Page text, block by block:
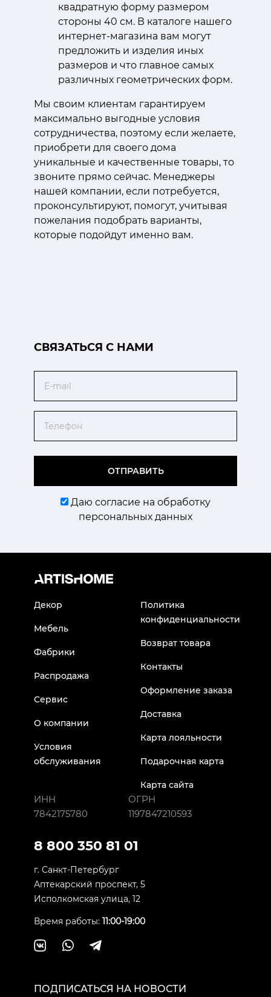
квадратную форму размером
стороны 40 см. В каталоге нашего
интернет-магазина вам могут
предложить и изделия иных
размеров и что главное самых
различных геометрических форм.
Мы своим клиентам гарантируем
максимально выгодные условия
сотрудничества, поэтому если желаете,
приобрети для своего дома
уникальные и качественные товары, то
звоните прямо сейчас. Менеджеры
нашей компании, если потребуется,
проконсультируют, помогут, учитывая
пожелания подобрать варианты,
которые подойдут именно вам.
CВЯЗАТЬСЯ С НАМИ
ОТПРАВИТЬ
Даю согласие на обработку
персональных данных
Декор
Мебель
Фабрики
Распродажа
Сервис
О компании
Условия
обслуживания
Политика
конфиденциальности
Возврат товара
Контакты
Оформление заказа
Доставка
Карта лояльности
Подарочная карта
Карта сайта
ИНН
7842175780
ОГРН
1197847210593
8 800 350 81 01
г. Санкт-Петербург
Аптекарский проспект, 5
Исполкомская улица, 12
Время работы: 11:00-19:00
ПОДПИСАТЬСЯ НА НОВОСТИ